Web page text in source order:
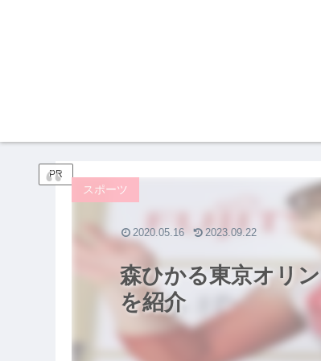
PR
森ひかる東京オリ
を紹介
スポーツ
2020.05.16 2023.09.22